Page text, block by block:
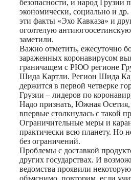
безопасности, и народ Грузии
экономически, социально и
эти факты «Эхо Кавказа» и
оголтелую
заметили.
Важно отметить, ежесуточно
зараженных коронавирусом
граничащем с РЮО регионе
Шида Картли. Регион Шида
держится в первой четверке
Грузии – лидеров по
Надо признать, Южная
впервые столкнулась с такой
Ограничительные меры и
практически всю планету. Но
без ограничений.
Проблемы с доставкой
других государствах. И
ведомства проявили
объяснимо, повторим, если